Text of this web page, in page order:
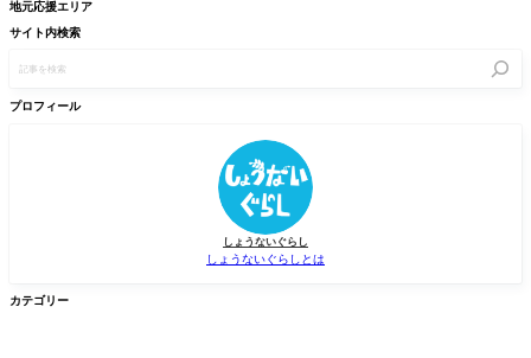
地元応援エリア
サイト内検索
検
プロフィール
しょうないぐらし
しょうないぐらしとは
カテゴリー